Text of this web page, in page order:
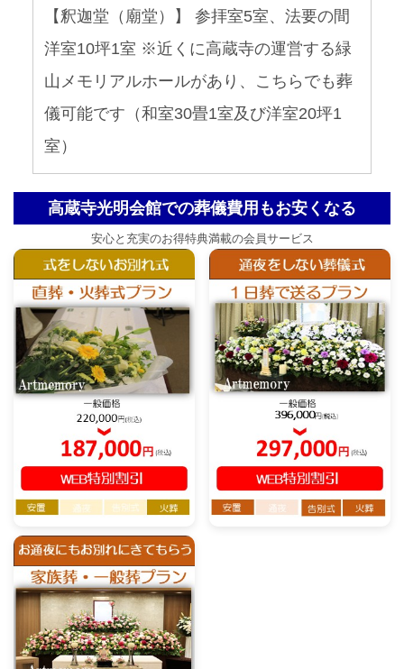
【釈迦堂（廟堂）】 参拝室5室、法要の間
洋室10坪1室 ※近くに高蔵寺の運営する緑
山メモリアルホールがあり、こちらでも葬
儀可能です（和室30畳1室及び洋室20坪1
室）
高蔵寺光明会館での葬儀費用もお安くなる
安心と充実のお得特典満載の会員サービス